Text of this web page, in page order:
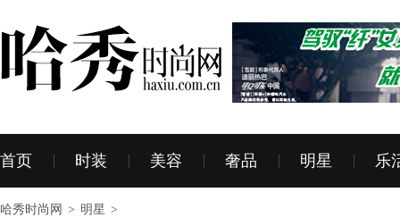
首页 时装 美容 奢品 明星 乐
哈秀时尚网 > 明星 >